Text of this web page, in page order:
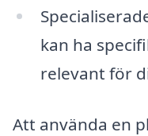
kan ha
relevant för
Att använda en